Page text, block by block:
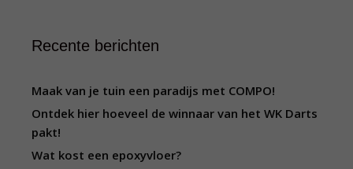
Recente berichten
Maak van je tuin een paradijs met COMPO!
Ontdek hier hoeveel de winnaar van het WK Darts
pakt!
Wat kost een epoxyvloer?